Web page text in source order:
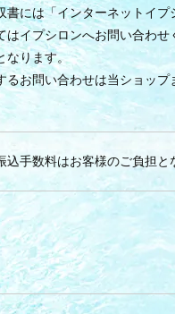
書には「インターネットイ
はイプシロンへお問い合わ
なります。
るお問い合わせは当ショップ
手数料はお客様のご負担と